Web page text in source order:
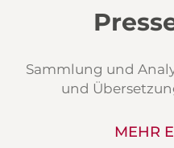
Sammlung und
und
MEHR